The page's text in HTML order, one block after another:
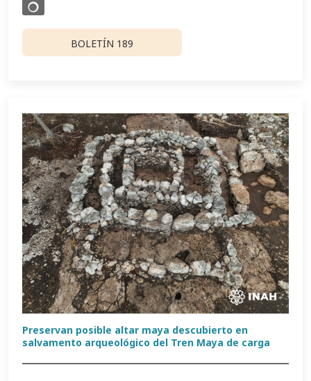
BOLETÍN 189
Preservan posible altar maya descubierto en
salvamento arqueológico del Tren Maya de carga